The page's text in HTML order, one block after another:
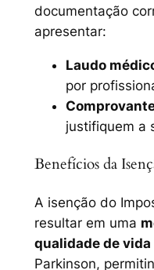
documentação
apresentar:
Laudo
por
justifiquem a
Benefícios da
A isenção do
resultar em uma
qualidade de vida
Parkinson,